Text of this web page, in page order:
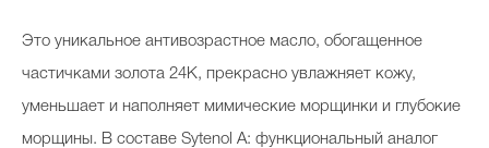
Это уникальное антивозрастное масло, обогащенное
частичками золота 24K, прекрасно увлажняет кожу,
уменьшает и наполняет мимические морщинки и глубокие
морщины. В составе Sytenol A: функциональный аналог